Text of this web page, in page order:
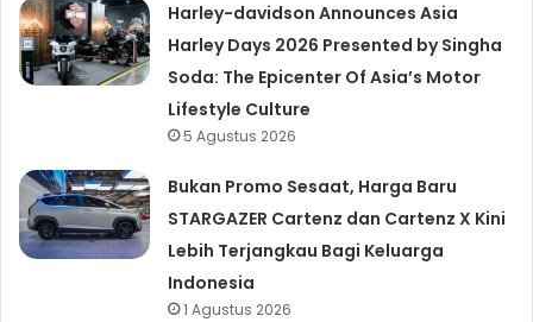
Harley-davidson Announces Asia
Harley Days 2026 Presented by Singha
Soda: The Epicenter Of Asia’s Motor
Lifestyle Culture
5 Agustus 2026
Bukan Promo Sesaat, Harga Baru
STARGAZER Cartenz dan Cartenz X Kini
Lebih Terjangkau Bagi Keluarga
Indonesia
1 Agustus 2026